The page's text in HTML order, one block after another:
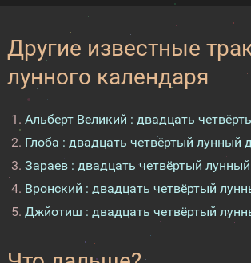
Другие известные
лунного календаря
Альберт Великий : двадцать
Глоба : двадцать четвёртый лунный
Зараев : двадцать четвёртый
Вронский : двадцать четвёртый
Джйотиш : двадцать четвёртый